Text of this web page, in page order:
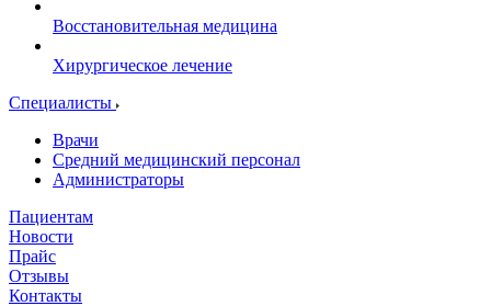
Восстановительная медицина
Хирургическое лечение
Специалисты
Врачи
Средний медицинский персонал
Администраторы
Пациентам
Новости
Прайс
Отзывы
Контакты